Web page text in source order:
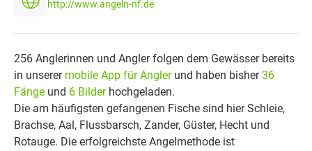
http://www.angeln-nf.de
256 Anglerinnen und Angler folgen dem Gewässer bereits
in unserer mobile App für Anglerund haben bisher36
Fänge und 6 Bilderhochgeladen.
Die am häufigsten gefangenen Fische sind hier Schleie,
Brachse, Aal, Flussbarsch, Zander, Güster, Hecht und
Rotauge. Die erfolgreichste Angelmethode ist